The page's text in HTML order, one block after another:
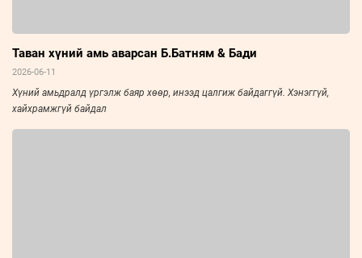
Таван хүний амь аварсан Б.Батням & Бади
2026-06-11
Хүний амьдралд үргэлж баяр хөөр, инээд цалгиж байдаггүй. Хэнэггүй,
хайхрамжгүй байдал